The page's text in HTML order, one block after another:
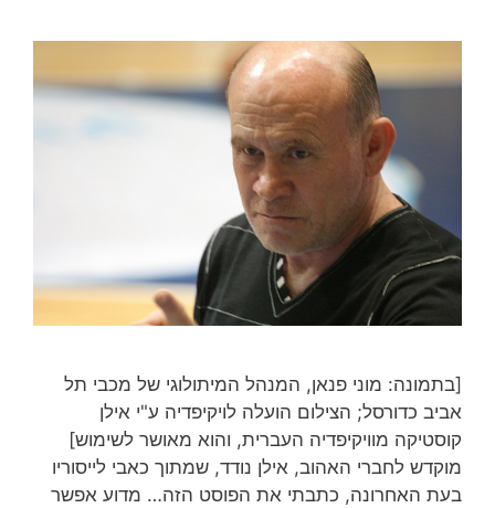
[בתמונה: מוני פנאן, המנהל המיתולוגי של מכבי תל
אביב כדורסל; הצילום הועלה לויקיפדיה ע"י אילן
קוסטיקה מוויקיפדיה העברית, והוא מאושר לשימוש]
מוקדש לחברי האהוב, אילן נודד, שמתוך כאבי לייסוריו
בעת האחרונה, כתבתי את הפוסט הזה… מדוע אפשר